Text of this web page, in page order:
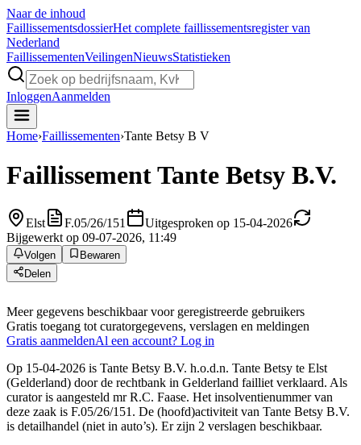
Naar de inhoud
FaillissementsdossierHet complete faillissementsregister van
Nederland
FaillissementenVeilingenNieuwsStatistieken
InloggenAanmelden
Home›Faillissementen›Tante Betsy B V
FaillissementTante Betsy B.V.
Elst F.05/26/151
Uitgesproken op 15-04-2026
Bijgewerkt op 09-07-2026, 11:49
Volgen
Bewaren
Delen
Meer gegevens beschikbaar voor geregistreerde gebruikers
Gratis toegang tot curatorgegevens, verslagen en meldingen
Gratis aanmeldenAl een account? Log in
Op 15-04-2026 is Tante Betsy B.V. h.o.d.n. Tante Betsy te Elst
(Gelderland) door de rechtbank in Gelderland failliet verklaard. Als
curator is aangesteld mr R.C. Faase. Het insolventienummer van
deze zaak is F.05/26/151. De (hoofd)activiteit van Tante Betsy B.V.
is detailhandel (niet in auto’s). Er zijn 2 verslagen beschikbaar.